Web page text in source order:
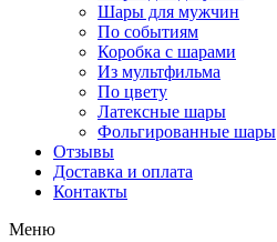
Шары для мужчин
По событиям
Коробка с шарами
Из мультфильма
По цвету
Латексные шары
Фольгированные шары
Отзывы
Доставка и оплата
Контакты
Меню